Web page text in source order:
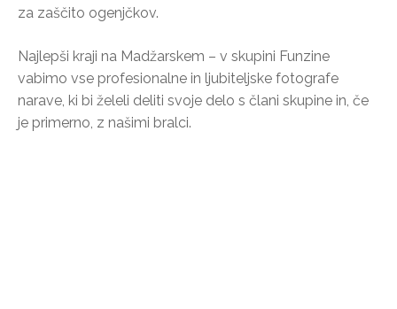
za zaščito ogenjčkov.
Najlepši kraji na Madžarskem – v skupini Funzine
vabimo vse profesionalne in ljubiteljske fotografe
narave, ki bi želeli deliti svoje delo s člani skupine in, če
je primerno, z našimi bralci.